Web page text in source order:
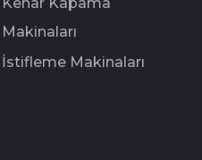
Makinaları
İstifleme Makinaları